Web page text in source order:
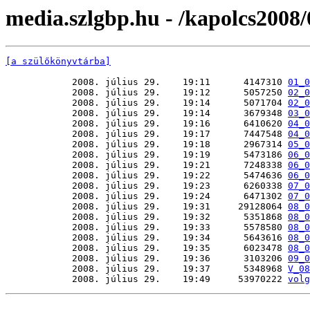
media.szlgbp.hu - /
[a szülőkönyvtárba]
            2008. július 29.    19:11      4147310
            2008. július 29.    19:12      5057250
            2008. július 29.    19:14      5071704
            2008. július 29.    19:14      3679348
            2008. július 29.    19:16      6410620
            2008. július 29.    19:17      7447548
            2008. július 29.    19:18      2967314
            2008. július 29.    19:19      5473186
            2008. július 29.    19:21      7248338
            2008. július 29.    19:22      5474636
            2008. július 29.    19:23      6260338
            2008. július 29.    19:24      6471302
            2008. július 29.    19:31     29128064
            2008. július 29.    19:32      5351868
            2008. július 29.    19:33      5578580
            2008. július 29.    19:34      5643616
            2008. július 29.    19:35      6023478
            2008. július 29.    19:36      3103206
            2008. július 29.    19:37      5348968
            2008. július 29.    19:49     53970222